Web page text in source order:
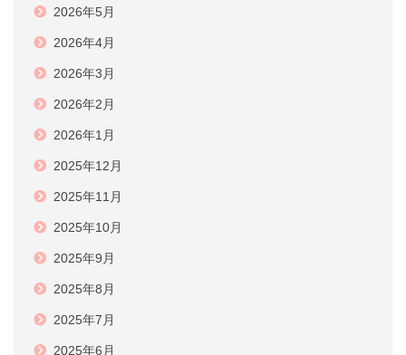
2026年5月
2026年4月
2026年3月
2026年2月
2026年1月
2025年12月
2025年11月
2025年10月
2025年9月
2025年8月
2025年7月
2025年6月